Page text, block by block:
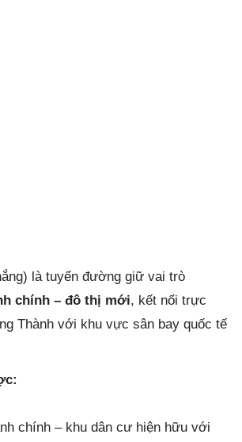
là tuyến đường giữ vai trò
chính – đô thị mới, kết nối trực
Thành với khu vực sân bay quốc tế
chính – khu dân cư hiện hữu với